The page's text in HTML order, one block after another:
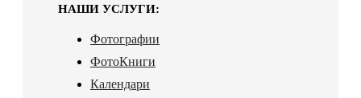
НАШИ УСЛУГИ:
Фотографии
ФотоКниги
Календари